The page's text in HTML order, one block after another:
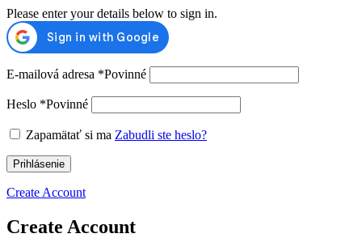
Please enter your details below to sign in.
E-mailová adresa *Povinné
Heslo *Povinné
Zapamätať si ma Zabudli ste heslo?
Prihlásenie
Create Account
Create Account